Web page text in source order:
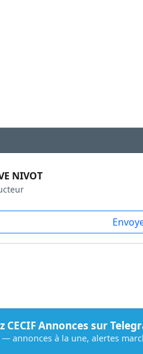
NIVOT
CECIF Annonces sur
— annonces à la une, alertes